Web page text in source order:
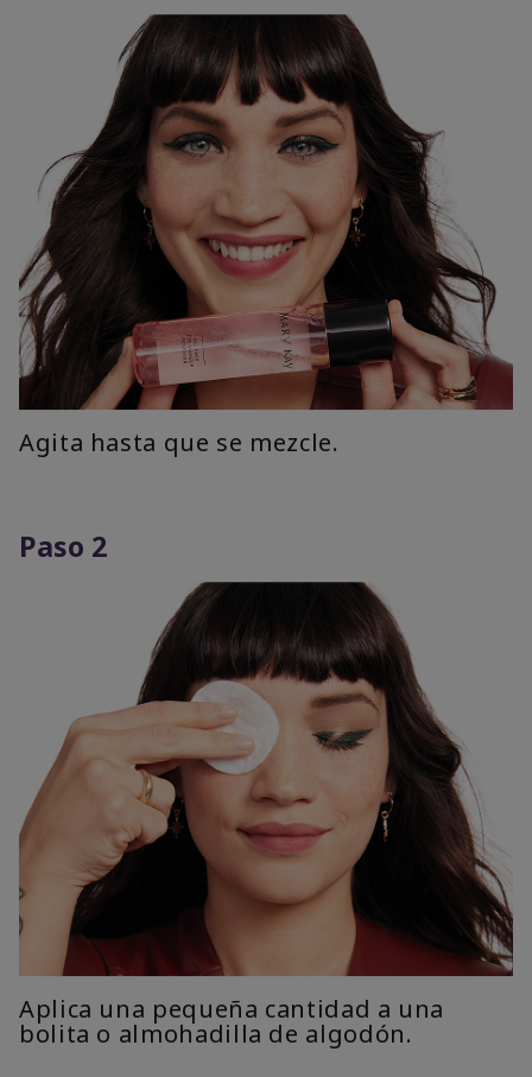
Agita hasta que se mezcle.
Paso 2
Aplica una pequeña cantidad a una
bolita o almohadilla de algodón.